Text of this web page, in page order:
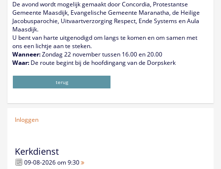
De avond wordt mogelijk gemaakt door Concordia, Protestantse
Gemeente Maasdijk, Evangelische Gemeente Maranatha, de Heilige
Jacobusparochie, Uitvaartverzorging Respect, Ende Systems en Aula
Maasdijk.
U bent van harte uitgenodigd om langs te komen en om samen met
ons een lichtje aan te steken.
Wanneer:Zondag 22 november tussen 16.00 en 20.00
Waar: De route begint bij de hoofdingang van de Dorpskerk
terug
Inloggen
Kerkdienst
09-08-2026 om 9:30